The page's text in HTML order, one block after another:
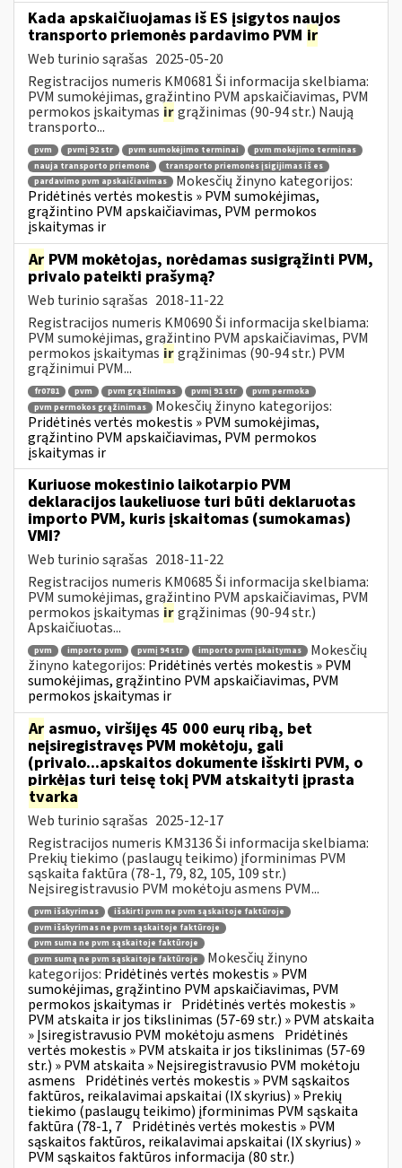
Kada apskaičiuojamas iš ES įsigytos naujos
transporto priemonės pardavimo PVM ir
Web turinio sąrašas 2025-05-20
Registracijos numeris KM0681 Ši informacija skelbiama:
PVM sumokėjimas, grąžintino PVM apskaičiavimas, PVM
permokos įskaitymas irgrąžinimas (90-94 str.) Naują
transporto...
pvm pvmį 92 str pvm sumokėjimo terminai
pvm mokėjimo terminas
nauja transporto priemonė
transporto priemonės įsigijimas iš es
pardavimo pvm apskaičiavimas
Mokesčių žinyno kategorijos:
Pridėtinės vertės mokestis » PVM sumokėjimas,
grąžintino PVM apskaičiavimas, PVM permokos
įskaitymas ir
Ar PVM mokėtojas, norėdamas susigrąžinti PVM,
privalo pateikti prašymą?
Web turinio sąrašas 2018-11-22
Registracijos numeris KM0690 Ši informacija skelbiama:
PVM sumokėjimas, grąžintino PVM apskaičiavimas, PVM
permokos įskaitymas irgrąžinimas (90-94 str.) PVM
grąžinimui PVM...
fr0781 pvm pvm grąžinimas pvmį 91 str
pvm permoka
pvm permokos grąžinimas
Mokesčių žinyno kategorijos:
Pridėtinės vertės mokestis » PVM sumokėjimas,
grąžintino PVM apskaičiavimas, PVM permokos
įskaitymas ir
Kuriuose mokestinio laikotarpio PVM
deklaracijos laukeliuose turi būti deklaruotas
importo PVM, kuris įskaitomas (sumokamas)
VMI?
Web turinio sąrašas 2018-11-22
Registracijos numeris KM0685 Ši informacija skelbiama:
PVM sumokėjimas, grąžintino PVM apskaičiavimas, PVM
permokos įskaitymas irgrąžinimas (90-94 str.)
Apskaičiuotas...
pvm importo pvm pvmį 94 str importo pvm įskaitymas
Mokesčių
žinyno kategorijos: Pridėtinės vertės mokestis » PVM
sumokėjimas, grąžintino PVM apskaičiavimas, PVM
permokos įskaitymas ir
Ar asmuo, viršijęs 45 000 eurų ribą, bet
neįsiregistravęs PVM mokėtoju, gali
(privalo...apskaitos dokumente išskirti PVM, o
pirkėjas turi teisę tokį PVM atskaityti įprasta
tvarka
Web turinio sąrašas 2025-12-17
Registracijos numeris KM3136 Ši informacija skelbiama:
Prekių tiekimo (paslaugų teikimo) įforminimas PVM
sąskaita faktūra (78-1, 79, 82, 105, 109 str.)
Neįsiregistravusio PVM mokėtoju asmens PVM...
pvm išskyrimas
išskirti pvm ne pvm sąskaitoje faktūroje
pvm išskyrimas ne pvm sąskaitoje faktūroje
pvm suma ne pvm sąskaitoje faktūroje
pvm sumą ne pvm sąskaitoje faktūroje
Mokesčių žinyno
kategorijos: Pridėtinės vertės mokestis » PVM
sumokėjimas, grąžintino PVM apskaičiavimas, PVM
permokos įskaitymas ir Pridėtinės vertės mokestis »
PVM atskaita ir jos tikslinimas (57-69 str.) » PVM atskaita
» Įsiregistravusio PVM mokėtoju asmens Pridėtinės
vertės mokestis » PVM atskaita ir jos tikslinimas (57-69
str.) » PVM atskaita » Neįsiregistravusio PVM mokėtoju
asmens Pridėtinės vertės mokestis » PVM sąskaitos
faktūros, reikalavimai apskaitai (IX skyrius) » Prekių
tiekimo (paslaugų teikimo) įforminimas PVM sąskaita
faktūra (78-1, 7 Pridėtinės vertės mokestis » PVM
sąskaitos faktūros, reikalavimai apskaitai (IX skyrius) »
PVM sąskaitos faktūros informacija (80 str.)